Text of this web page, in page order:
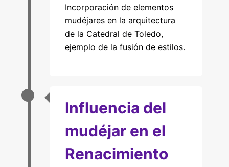
Incorporación de elementos
mudéjares en la arquitectura
de la Catedral de Toledo,
ejemplo de la fusión de estilos.
Influencia del
mudéjar en el
Renacimiento